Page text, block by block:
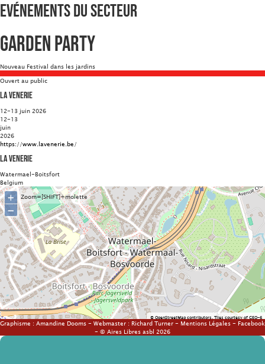
Evénements du secteur
Garden Party
Nouveau Festival dans les jardins
Ouvert au public
La Venerie
12-13 juin 2026
12-13
juin
2026
https://www.lavenerie.be/
La Venerie
Watermael-Boitsfort
Belgium
Zoom=[SHIFT]+molette
+
−
©OpenStreetMapcontributors. Tiles courtesy ofGEO-6
Graphisme : Amandine Dooms - Webmaster : Richard Turner - Mentions Légales - Facebook
- © Aires Libres asbl 2026